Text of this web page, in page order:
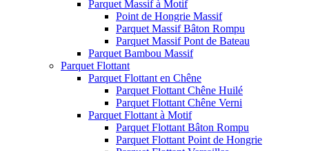
Parquet Massif à Motif
Point de Hongrie Massif
Parquet Massif Bâton Rompu
Parquet Massif Pont de Bateau
Parquet Bambou Massif
Parquet Flottant
Parquet Flottant en Chêne
Parquet Flottant Chêne Huilé
Parquet Flottant Chêne Verni
Parquet Flottant à Motif
Parquet Flottant Bâton Rompu
Parquet Flottant Point de Hongrie